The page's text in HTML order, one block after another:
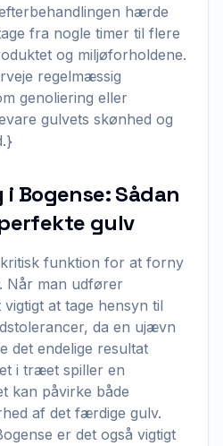
hærde
fra nogle timer til flere
og miljøforholdene.
regelmæssig
genoliering eller
gulvets skønhed og
Bogense: Sådan
gulv
funktion for at forny
Når man udfører
at tage hensyn til
da en ujævn
det endelige resultat
i træet spiller en
kan påvirke både
af det færdige gulv.
er det også vigtigt